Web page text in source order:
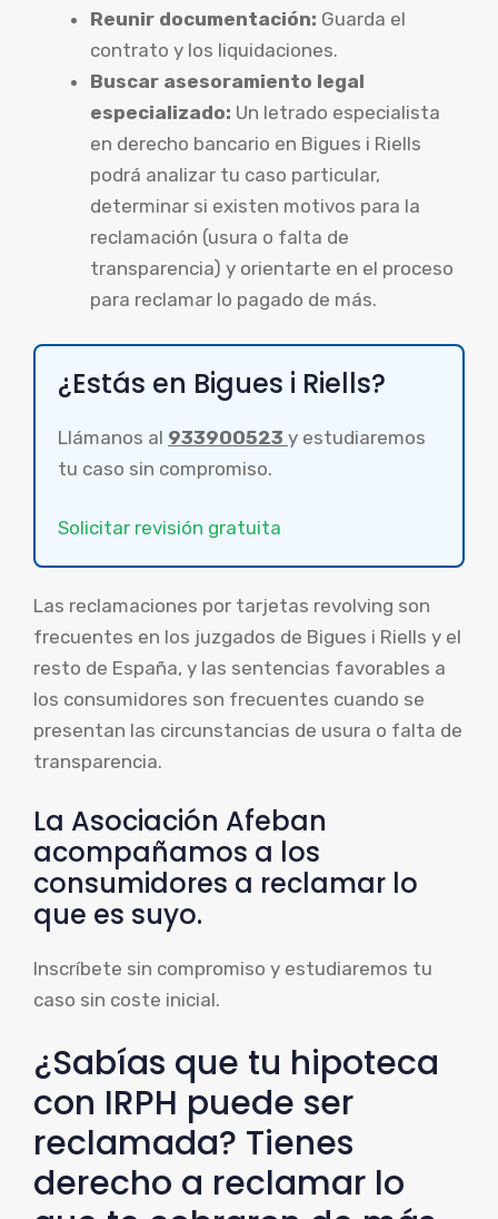
Reunir documentación: Guarda el
contrato y los liquidaciones.
Buscar asesoramiento legal
especializado: Un letrado especialista
en derecho bancario en Bigues i Riells
podrá analizar tu caso particular,
determinar si existen motivos para la
reclamación (usura o falta de
transparencia) y orientarte en el proceso
para reclamar lo pagado de más.
¿Estás en Bigues i Riells?
Llámanos al 933900523 y estudiaremos
tu caso sin compromiso.
Solicitar revisión gratuita
Las reclamaciones por tarjetas revolving son
frecuentes en los juzgados de Bigues i Riells y el
resto de España, y las sentencias favorables a
los consumidores son frecuentes cuando se
presentan las circunstancias de usura o falta de
transparencia.
La Asociación Afeban
acompañamos a los
consumidores a reclamar lo
que es suyo.
Inscríbete sin compromiso y estudiaremos tu
caso sin coste inicial.
¿Sabías que tu hipoteca
con IRPH puede ser
reclamada? Tienes
derecho a reclamar lo